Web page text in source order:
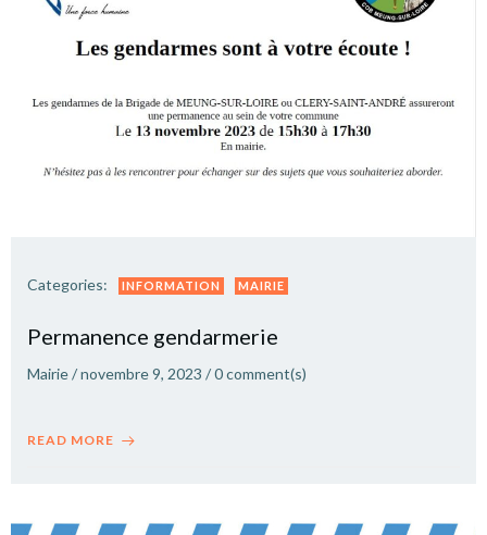
Categories: INFORMATION MAIRIE
Permanence gendarmerie
Mairie/novembre 9, 2023 /0comment(s)
READ MORE